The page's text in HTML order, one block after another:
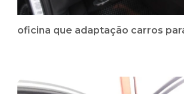
oficina que adaptação carros